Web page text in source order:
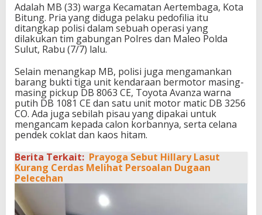
Adalah MB (33) warga Kecamatan Aertembaga, Kota
Bitung. Pria yang diduga pelaku pedofilia itu
ditangkap polisi dalam sebuah operasi yang
dilakukan tim gabungan Polres dan Maleo Polda
Sulut, Rabu (7/7) lalu.
Selain menangkap MB, polisi juga mengamankan
barang bukti tiga unit kendaraan bermotor masing-
masing pickup DB 8063 CE, Toyota Avanza warna
putih DB 1081 CE dan satu unit motor matic DB 3256
CO. Ada juga sebilah pisau yang dipakai untuk
mengancam kepada calon korbannya, serta celana
pendek coklat dan kaos hitam.
Berita Terkait: Prayoga Sebut Hillary Lasut
Kurang Cerdas Melihat Persoalan Dugaan
Pelecehan